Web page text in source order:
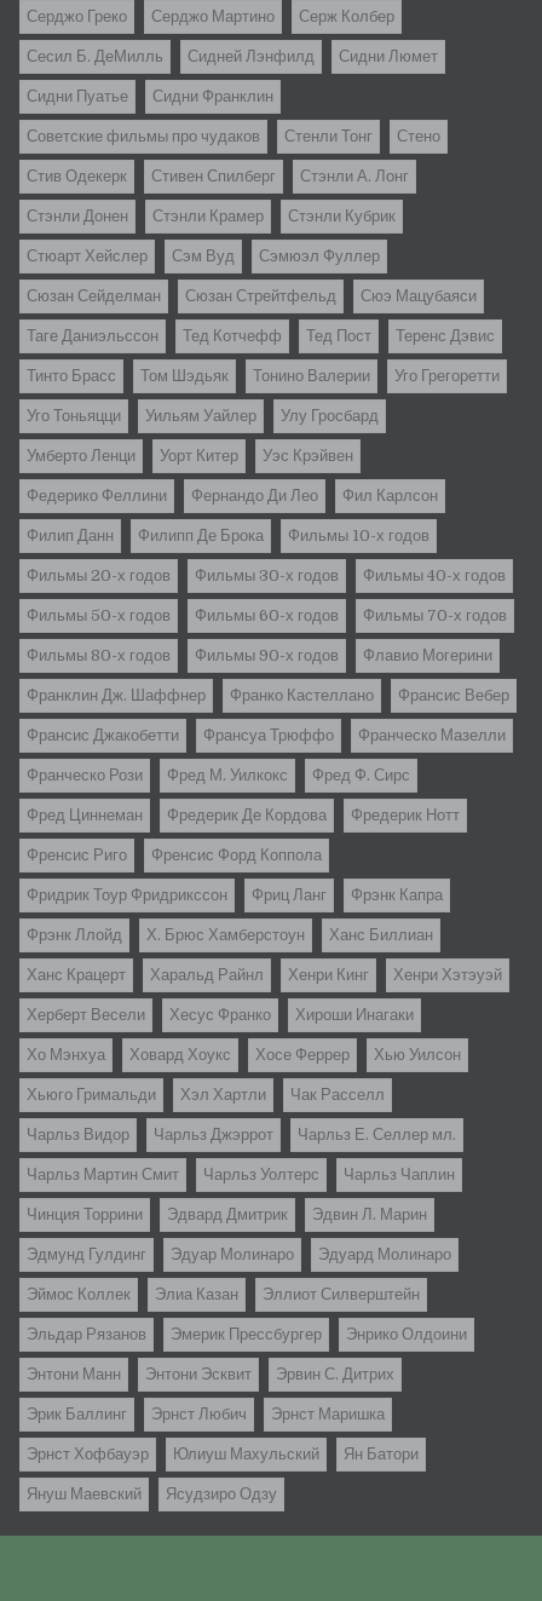
Серджо Греко Серджо Мартино Серж Колбер
Сесил Б. ДеМилль Сидней Лэнфилд Сидни Люмет
Сидни Пуатье Сидни Франклин
Советские фильмы про чудаков Стенли Тонг Стено
Стив Одекерк Стивен Спилберг Стэнли А. Лонг
Стэнли Донен Стэнли Крамер Стэнли Кубрик
Стюарт Хейслер Сэм Вуд Сэмюэл Фуллер
Сюзан Сейделман Сюзан Стрейтфельд Сюэ Мацубаяси
Таге Даниэльссон Тед Котчефф Тед Пост Теренс Дэвис
Тинто Брасс Том Шэдьяк Тонино Валерии Уго Грегоретти
Уго Тоньяцци Уильям Уайлер Улу Гросбард
Умберто Ленци Уорт Китер Уэс Крэйвен
Федерико Феллини Фернандо Ди Лео Фил Карлсон
Филип Данн Филипп Де Брока Фильмы 10-х годов
Фильмы 20-х годов Фильмы 30-х годов Фильмы 40-х годов
Фильмы 50-х годов Фильмы 60-х годов Фильмы 70-х годов
Фильмы 80-х годов Фильмы 90-х годов Флавио Могерини
Франклин Дж. Шаффнер Франко Кастеллано Франсис Вебер
Франсис Джакобетти Франсуа Трюффо Франческо Мазелли
Франческо Рози Фред М. Уилкокс Фред Ф. Сирс
Фред Циннеман Фредерик Де Кордова Фредерик Нотт
Френсис Риго Френсис Форд Коппола
Фридрик Тоур Фридрикссон Фриц Ланг Фрэнк Капра
Фрэнк Ллойд Х. Брюс Хамберстоун Ханс Биллиан
Ханс Крацерт Харальд Райнл Хенри Кинг Хенри Хэтэуэй
Херберт Весели Хесус Франко Хироши Инагаки
Хо Мэнхуа Ховард Хоукс Хосе Феррер Хью Уилсон
Хьюго Гримальди Хэл Хартли Чак Расселл
Чарльз Видор Чарльз Джэррот Чарльз Е. Селлер мл.
Чарльз Мартин Смит Чарльз Уолтерс Чарльз Чаплин
Чинция Торрини Эдвард Дмитрик Эдвин Л. Марин
Эдмунд Гулдинг Эдуар Молинаро Эдуард Молинаро
Эймос Коллек Элиа Казан Эллиот Силверштейн
Эльдар Рязанов Эмерик Прессбургер Энрико Олдоини
Энтони Манн Энтони Эсквит Эрвин С. Дитрих
Эрик Баллинг Эрнст Любич Эрнст Маришка
Эрнст Хофбауэр Юлиуш Махульский Ян Батори
Януш Маевский Ясудзиро Одзу